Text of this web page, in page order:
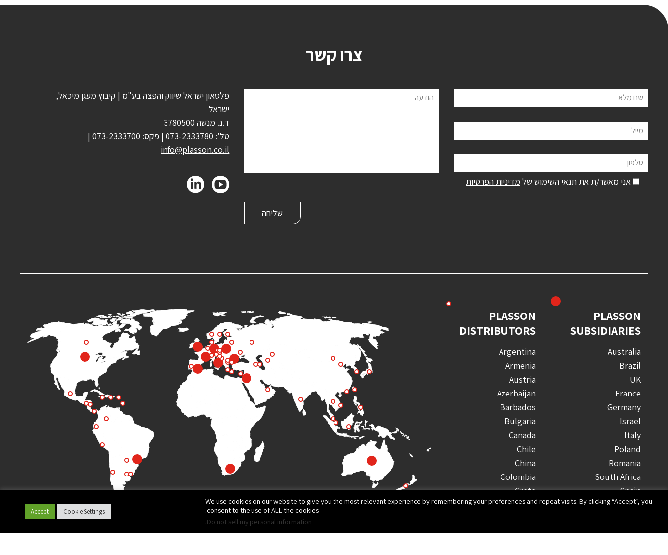
צרו קשר
שם מלא
מייל
טלפון
הודעה
אני מאשר/ת את תנאי השימוש של מדיניות הפרטיות
פלסאון ישראל שיווק והפצה בע"מ | קיבוץ מעגן מיכאל,
ישראל
ד.נ. מנשה 3780500
טל': 073-2333780| פקס: 073-2333700
|
info@plasson.co.il
PLASSON
SUBSIDIARIES
Australia
Brazil
UK
France
Germany
Israel
Italy
Poland
Romania
South Africa
Spain
USA
PLASSON
DISTRIBUTORS
Argentina
Armenia
Austria
Azerbaijan
Barbados
Bulgaria
Canada
Chile
China
Colombia
Crete
Costa Rica
Cyprus
We use cookies on our website to give you the most relevant experience by remembering your preferences and repeat visits. By clicking “Accept”, you
consent to the use of ALL the cookies.
Do not sell my personal information
.
Cookie Settings
Accept